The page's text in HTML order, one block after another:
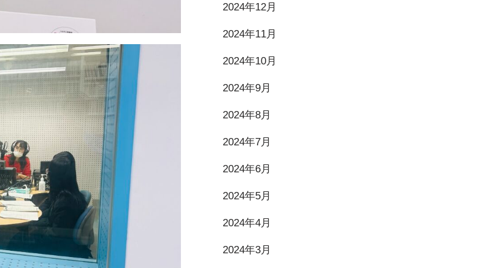
2024年12月
2024年11月
2024年10月
2024年9月
2024年8月
2024年7月
2024年6月
2024年5月
2024年4月
2024年3月